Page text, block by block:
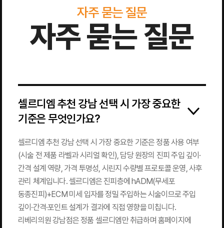
자주 묻는 질문
자주 묻는 질문
셀르디엠 추천 강남 선택 시 가장 중요한
기준은 무엇인가요?
셀르디엠 추천 강남 선택 시 가장 중요한 기준은 정품 사용 여부
(시술 전 제품 라벨과 시리얼 확인), 담당 원장의 진피 주입 깊이·
간격 설계 역량, 가격 투명성, 시린지 수량별 프로토콜 운영, 사후
관리 체계입니다. 셀르디엠은 진피층에 hADM(무세포
동종진피)+ECM 미세 입자를 정밀 주입하는 시술이므로 주입
깊이·간격·포인트 설계가 결과에 직접 영향을 미칩니다.
리베리의원 강남점은 정품 셀르디엠만 취급하며 홈페이지에